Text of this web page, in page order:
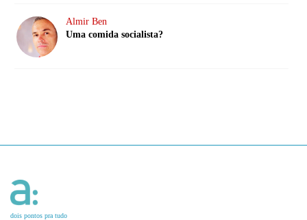
Almir Ben
Uma comida socialista?
dois pontos pra tudo